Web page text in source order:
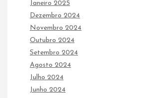
Janeiro 2025
Dezembro 2024
Novembro 2024
Outubro 2024
Setembro 2024
Agosto 2024
Julho 2024
Junho 2024